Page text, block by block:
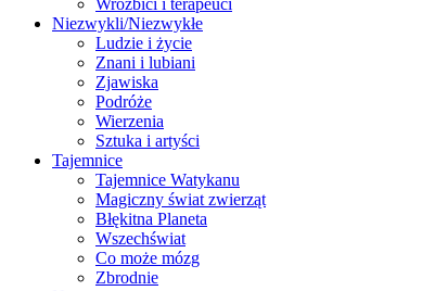
Wróżbici i terapeuci
Niezwykli/Niezwykłe
Ludzie i życie
Znani i lubiani
Zjawiska
Podróże
Wierzenia
Sztuka i artyści
Tajemnice
Tajemnice Watykanu
Magiczny świat zwierząt
Błękitna Planeta
Wszechświat
Co może mózg
Zbrodnie